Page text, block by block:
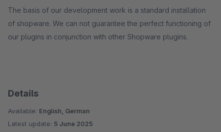
The basis of our development work is a standard installation
of shopware. We can not guarantee the perfect functioning of
our plugins in conjunction with other Shopware plugins.
Details
Available: English, German
Latest update: 5 June 2025